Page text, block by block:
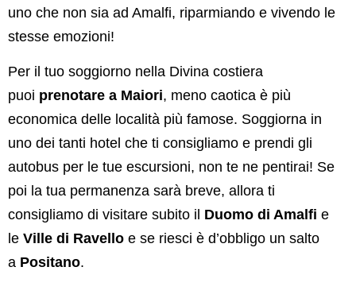
uno che non sia ad Amalfi, riparmiando e vivendo le
stesse emozioni!
Per il tuo soggiorno nella Divina costiera
puoi prenotare a Maiori, meno caotica è più
economica delle località più famose. Soggiorna in
uno dei tanti hotel che ti consigliamo e prendi gli
autobus per le tue escursioni, non te ne pentirai! Se
poi la tua permanenza sarà breve, allora ti
consigliamo di visitare subito il Duomo di Amalfi e
le Ville di Ravello e se riesci è d’obbligo un salto
a Positano.